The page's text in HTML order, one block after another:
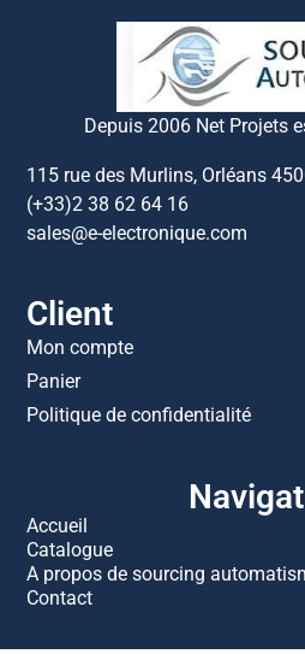
Depuis 2006 Net Projets
115 rue des Murlins, Orléans
(+33)2 38 62 64 16
sales@e-electronique.com
Client
Mon compte
Panier
Politique de confidentialité
Accueil
Catalogue
A propos de sourcing
Contact